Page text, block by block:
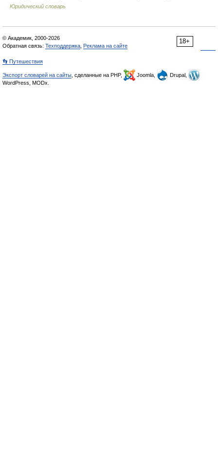
Юридический словарь
18+
© Академик, 2000-2026
Обратная связь: Техподдержка Реклама на сайте
👣 Путешествия
Экспорт словарей на сайты , сделанные на PHP, Joomla,
Drupal,
WordPress, MODx.